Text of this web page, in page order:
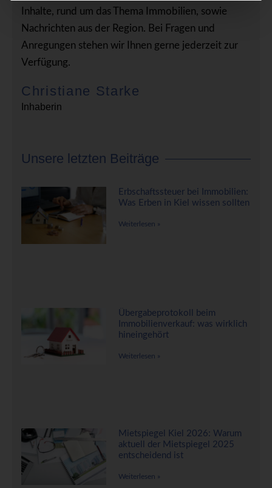
Inhalte, rund um das Thema Immobilien, sowie
Nachrichten aus der Region. Bei Fragen und
Anregungen stehen wir Ihnen gerne jederzeit zur
Verfügung.
Christiane Starke
Inhaberin
Unsere letzten Beiträge
Erbschaftssteuer bei Immobilien:
Was Erben in Kiel wissen sollten
Weiterlesen »
Übergabeprotokoll beim
Immobilienverkauf: was wirklich
hineingehört
Weiterlesen »
Mietspiegel Kiel 2026: Warum
aktuell der Mietspiegel 2025
entscheidend ist
Weiterlesen »